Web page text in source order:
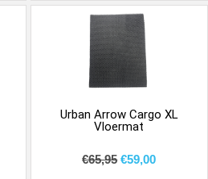
Urban Arrow Cargo XL
Vloermat
€65,95 €59,00